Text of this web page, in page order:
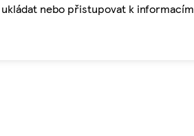
nebo přistupovat k